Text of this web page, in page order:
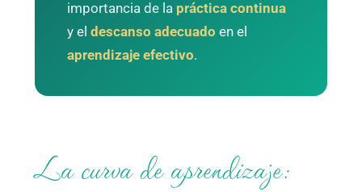
importancia de la práctica continua
y eldescanso adecuado en el
aprendizaje efectivo.
La curva de aprendizaje: